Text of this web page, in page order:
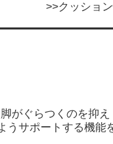
>>クッショ
がぐらつくのを抑え
うサポートする機能